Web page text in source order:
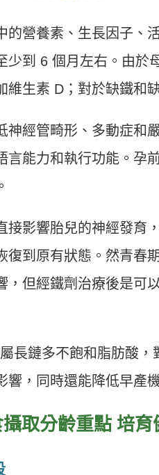
的營養素、生長因子、
少到 6 個月左右。由於
維生素 D；對於缺鐵和
神經管畸形、多動症和
言能力和執行功能。孕
接影響胎兒的神經發育
復到原有狀態。然青春
，但經鐵劑治療後是可
長鏈多不飽和脂肪酸
響，同時還能降低早產
取分齡重點 培